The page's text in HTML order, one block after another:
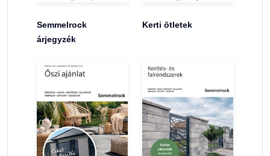
Semmelrock
árjegyzék
Kerti ötletek